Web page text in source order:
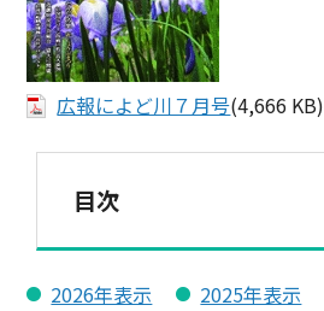
広報によど川７月号(4,666 KB)
目次
2026年表示 2025年表示